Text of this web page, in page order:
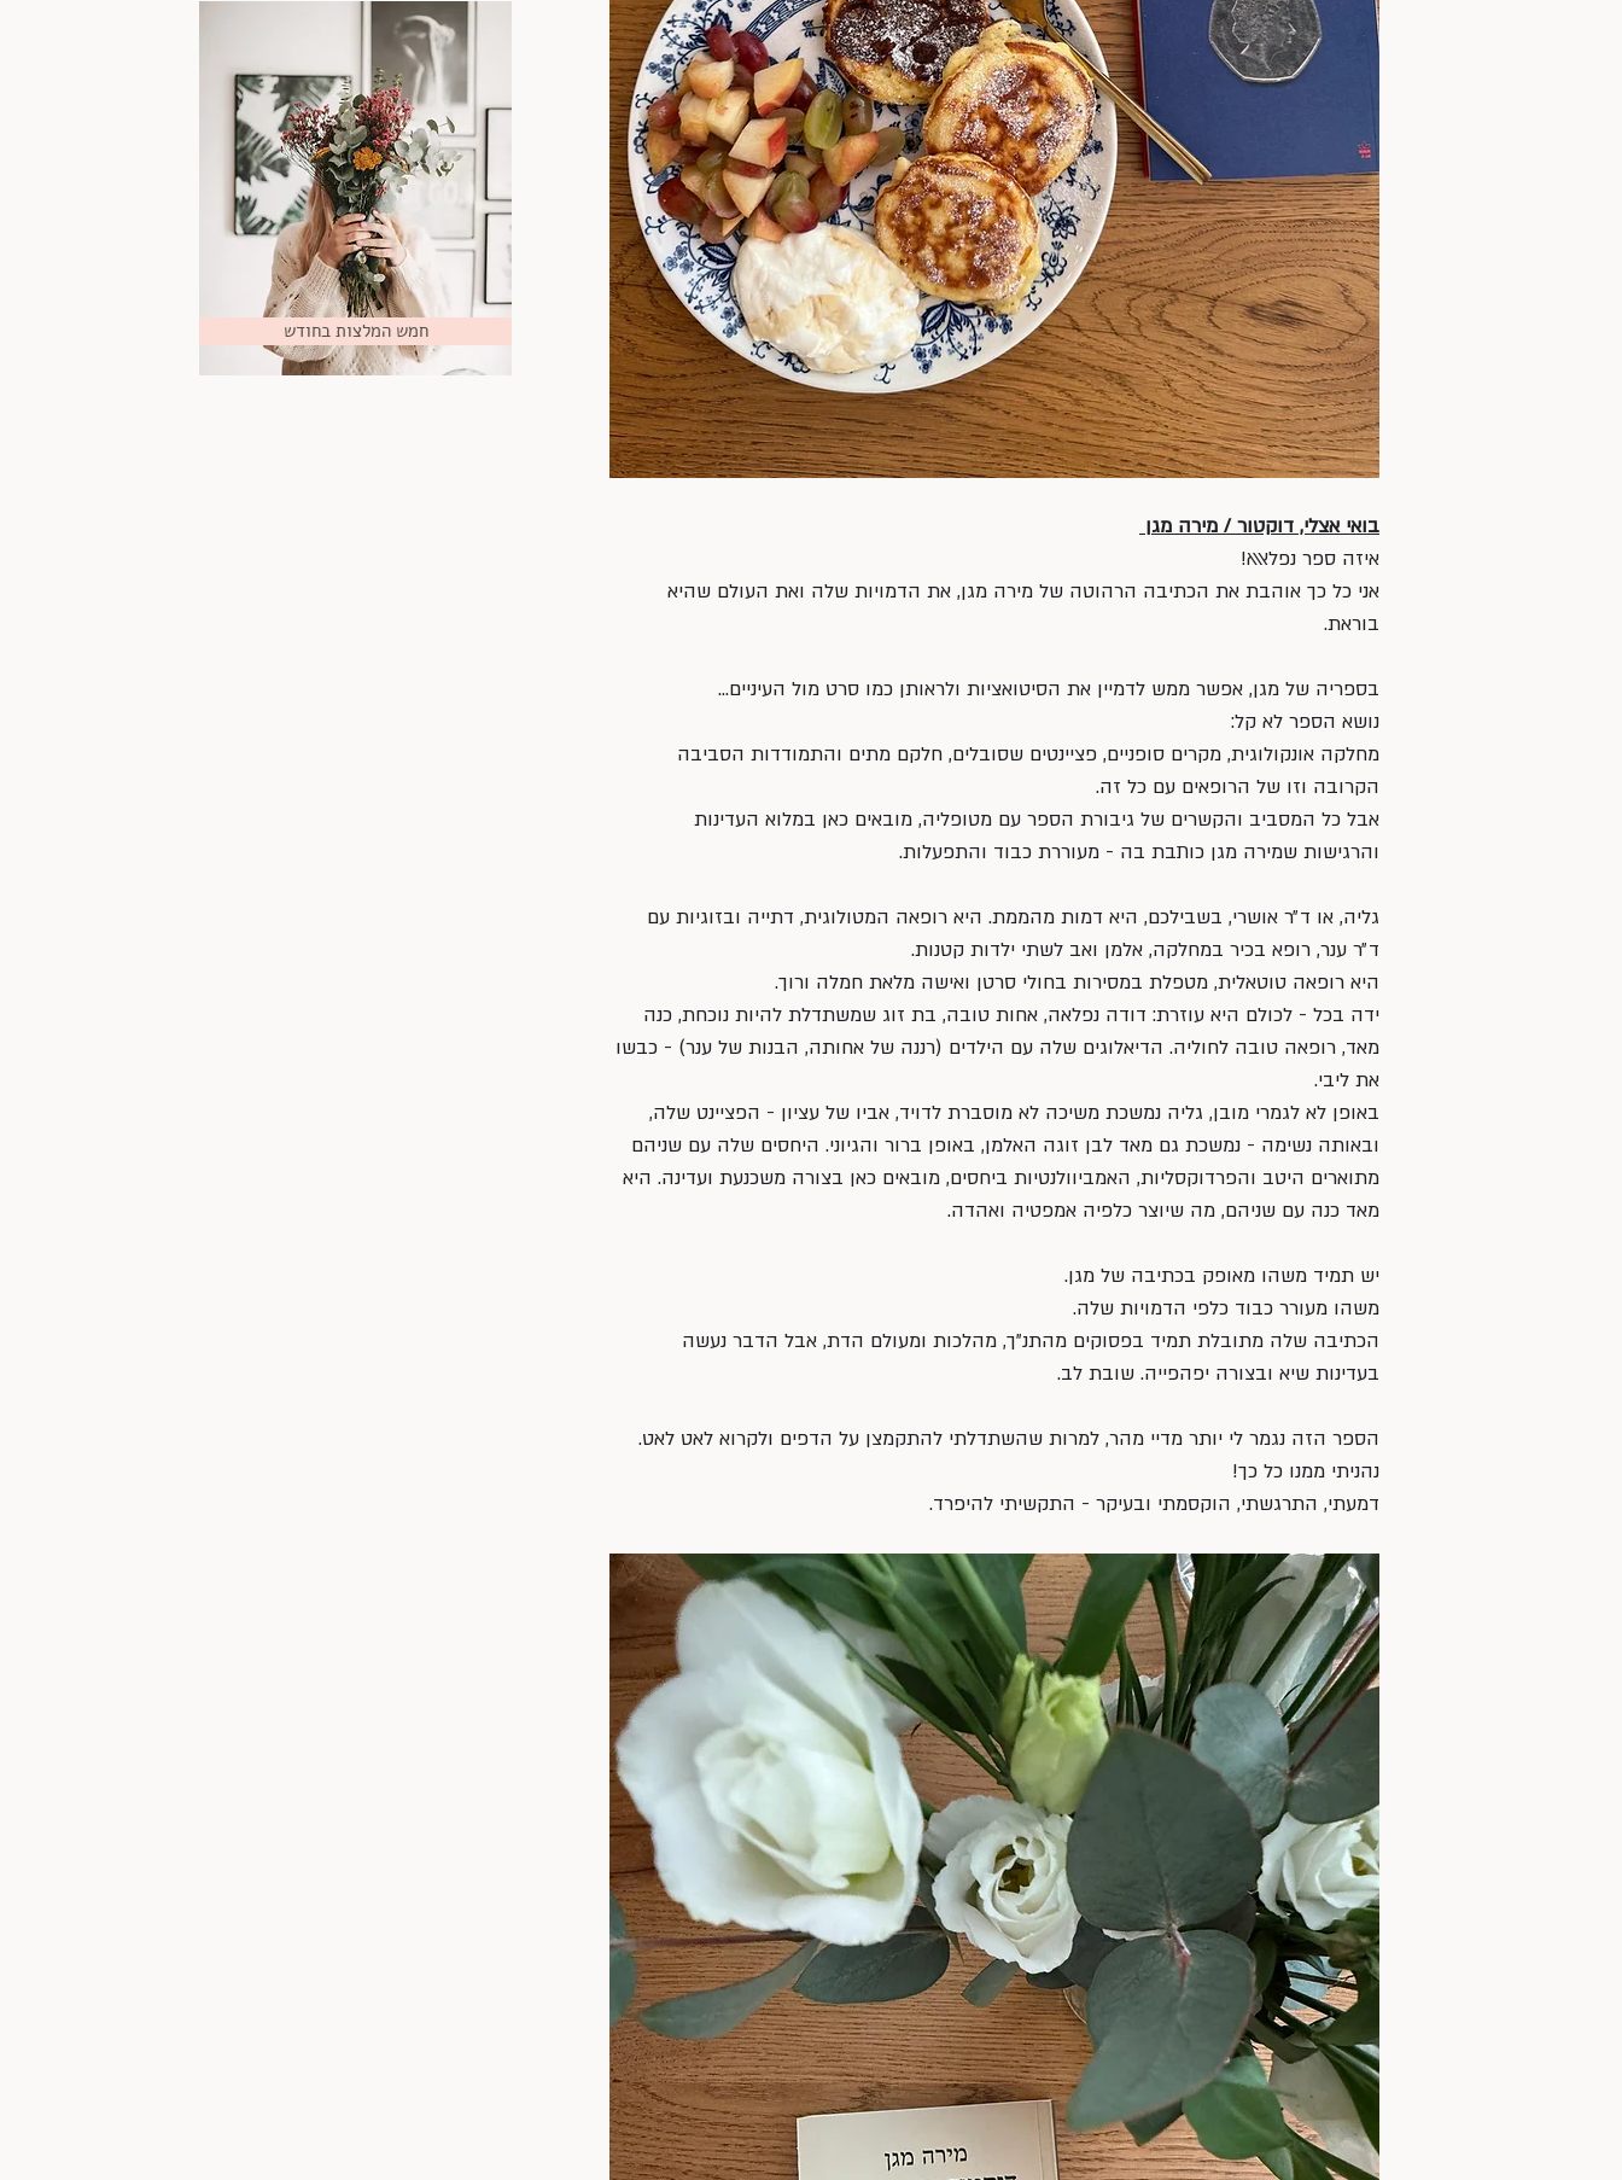
בואי אצלי, דוקטור / מירה מגן
איזה ספר נפלאאא!
אני כל כך אוהבת את הכתיבה הרהוטה של מירה מגן, את הדמויות שלה ואת העולם שהיא
בוראת.
בספריה של מגן, אפשר ממש לדמיין את הסיטואציות ולראותן כמו סרט מול העיניים…
נושא הספר לא קל:
מחלקה אונקולוגית, מקרים סופניים, פציינטים שסובלים, חלקם מתים והתמודדות הסביבה
הקרובה וזו של הרופאים עם כל זה.
אבל כל המסביב והקשרים של גיבורת הספר עם מטופליה, מובאים כאן במלוא העדינות
והרגישות שמירה מגן כותבת בה - מעוררת כבוד והתפעלות.
גליה, או ד״ר אושרי, בשבילכם, היא דמות מהממת. היא רופאה המטולוגית, דתייה ובזוגיות עם
ד״ר ענר, רופא בכיר במחלקה, אלמן ואב לשתי ילדות קטנות.
היא רופאה טוטאלית, מטפלת במסירות בחולי סרטן ואישה מלאת חמלה ורוך.
ידה בכל - לכולם היא עוזרת: דודה נפלאה, אחות טובה, בת זוג שמשתדלת להיות נוכחת, כנה
מאד, רופאה טובה לחוליה. הדיאלוגים שלה עם הילדים (רננה של אחותה, הבנות של ענר) - כבשו
את ליבי.
באופן לא לגמרי מובן, גליה נמשכת משיכה לא מוסברת לדויד, אביו של עציון - הפציינט שלה,
ובאותה נשימה - נמשכת גם מאד לבן זוגה האלמן, באופן ברור והגיוני. היחסים שלה עם שניהם
מתוארים היטב והפרדוקסליות, האמביוולנטיות ביחסים, מובאים כאן בצורה משכנעת ועדינה. היא
מאד כנה עם שניהם, מה שיוצר כלפיה אמפטיה ואהדה.
יש תמיד משהו מאופק בכתיבה של מגן.
משהו מעורר כבוד כלפי הדמויות שלה.
הכתיבה שלה מתובלת תמיד בפסוקים מהתנ"ך, מהלכות ומעולם הדת, אבל הדבר נעשה
בעדינות שיא ובצורה יפהפייה. שובת לב.
הספר הזה נגמר לי יותר מדיי מהר, למרות שהשתדלתי להתקמצן על הדפים ולקרוא לאט לאט.
נהניתי ממנו כל כך!
דמעתי, התרגשתי, הוקסמתי ובעיקר - התקשיתי להיפרד.
חמש המלצות בחודש